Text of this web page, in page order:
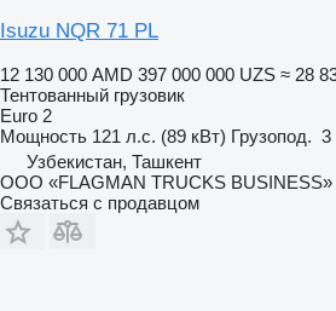
Isuzu NQR 71 PL
12 130 000 AMD 397 000 000 UZS ≈ 28
Тентованный грузовик
Euro 2
Мощность 121 л.с. (89 кВт) Грузопод. 3
Узбекистан, Ташкент
ООО «FLAGMAN TRUCKS BUSINESS»
Связаться с продавцом